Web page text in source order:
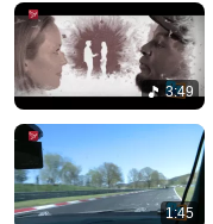
3:49
1:45